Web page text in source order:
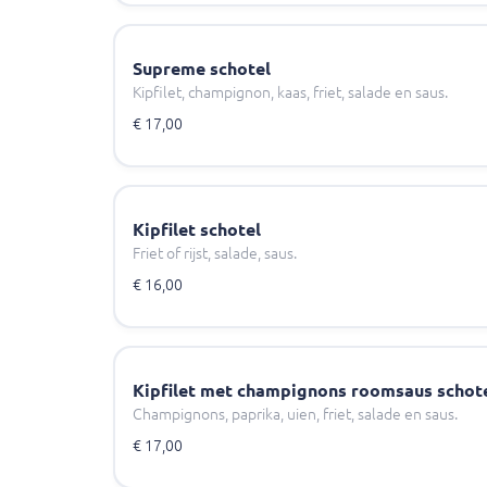
Supreme schotel
Kipfilet, champignon, kaas, friet, salade en saus.
€ 17,00
Kipfilet schotel
Friet of rijst, salade, saus.
€ 16,00
Kipfilet met champignons roomsaus
Champignons, paprika, uien, friet, salade en saus.
€ 17,00